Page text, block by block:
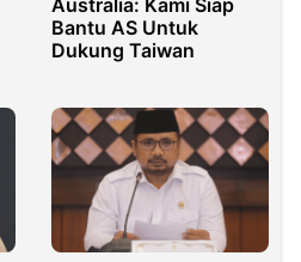
Australia: Kami Siap
Bantu AS Untuk
Dukung Taiwan